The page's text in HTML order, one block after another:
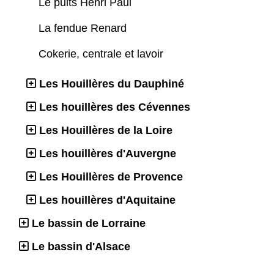
Le puits Henri Paul
La fendue Renard
Cokerie, centrale et lavoir
Les Houillères du Dauphiné
Les houillères des Cévennes
Les Houillères de la Loire
Les houillères d'Auvergne
Les Houillères de Provence
Les houillères d'Aquitaine
Le bassin de Lorraine
Le bassin d'Alsace